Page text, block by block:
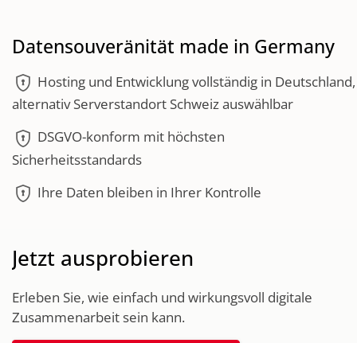
Datensouveränität made in Germany
encrypted Hosting und Entwicklung vollständig in Deutschland,
alternativ Serverstandort Schweiz auswählbar
encrypted DSGVO-konform mit höchsten
Sicherheitsstandards
encrypted Ihre Daten bleiben in Ihrer Kontrolle
Jetzt ausprobieren
Erleben Sie, wie einfach und wirkungsvoll digitale
Zusammenarbeit sein kann.